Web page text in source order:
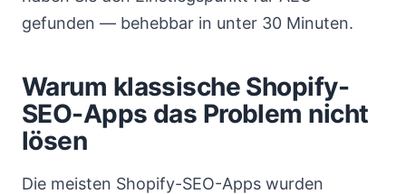
gefunden — behebbar in unter 30 Minuten.
Warum klassische Shopify-
SEO-Apps das Problem nicht
lösen
Die meisten Shopify-SEO-Apps wurden